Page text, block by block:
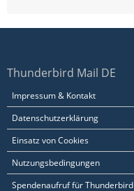
Thunderbird Mail DE
Impressum & Kontakt
Datenschutzerklärung
Einsatz von Cookies
Nutzungsbedingungen
Spendenaufruf für Thunderbird